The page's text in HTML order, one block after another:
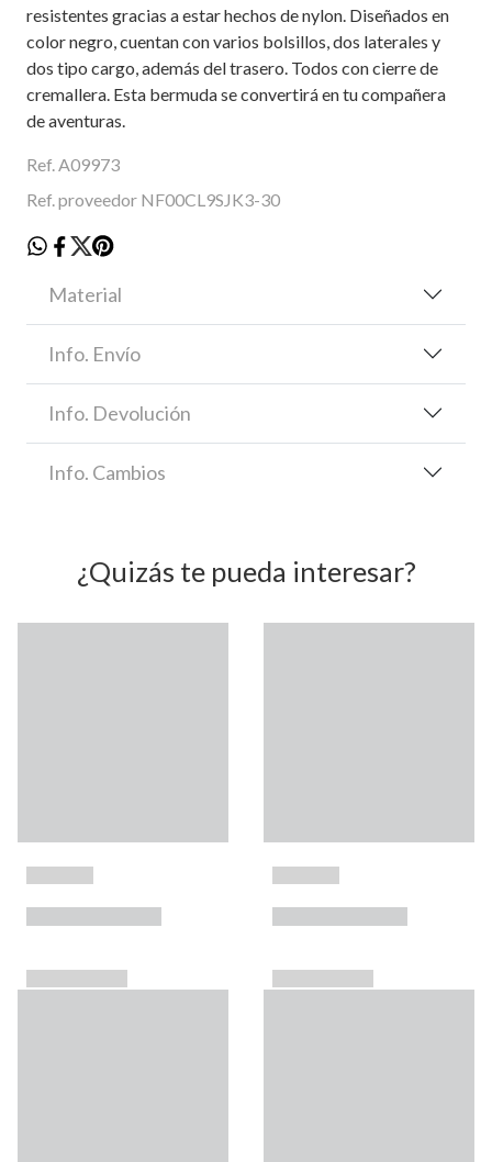
resistentes gracias a estar hechos de nylon. Diseñados en
color negro, cuentan con varios bolsillos, dos laterales y
dos tipo cargo, además del trasero. Todos con cierre de
cremallera. Esta bermuda se convertirá en tu compañera
de aventuras.
Ref. A09973
Ref. proveedor NF00CL9SJK3-30
Material
Info. Envío
Info. Devolución
Info. Cambios
¿Quizás te pueda interesar?